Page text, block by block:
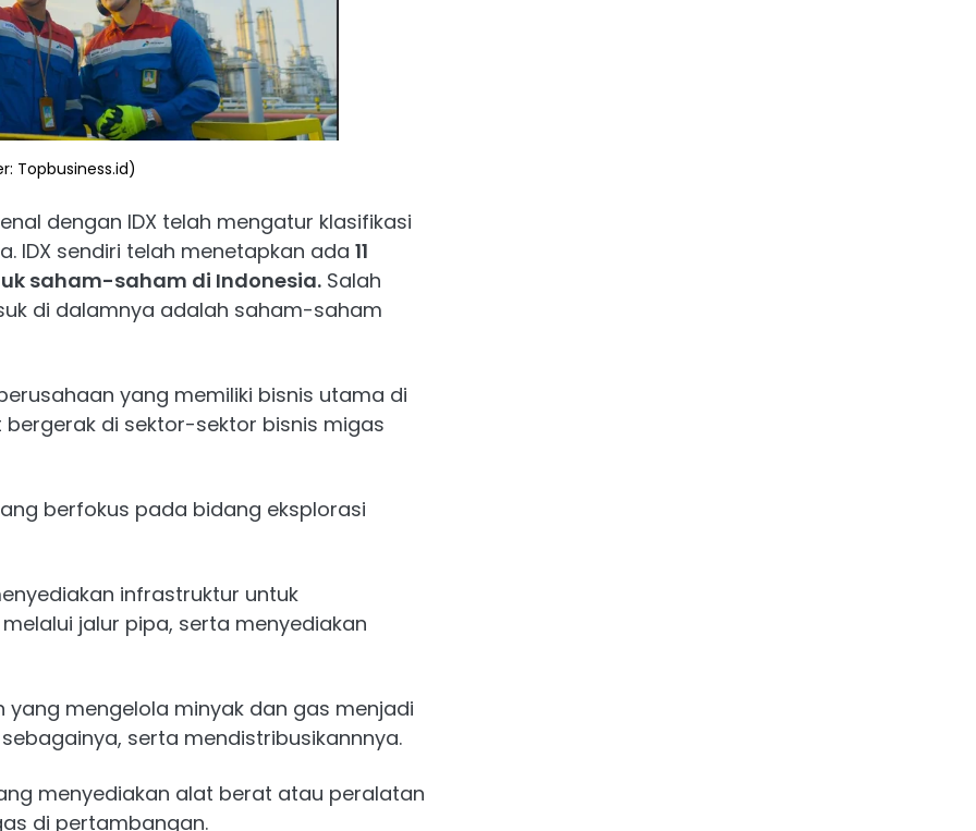
Topbusiness.id)
dengan IDX telah mengatur klasifikasi
IDX sendiri telah menetapkan ada 11
saham-saham di Indonesia. Salah
di dalamnya adalah saham-saham
yang memiliki bisnis utama di
di sektor-sektor bisnis migas
berfokus pada bidang eksplorasi
infrastruktur untuk
jalur pipa, serta menyediakan
yang mengelola minyak dan gas menjadi
serta mendistribusikannnya.
menyediakan alat berat atau peralatan
di pertambangan.